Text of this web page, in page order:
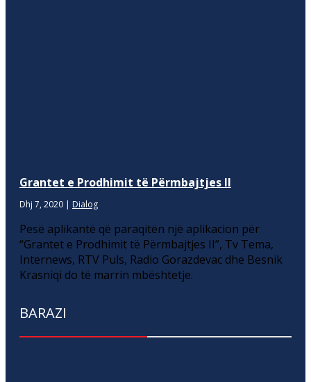
Grantet e Prodhimit të Përmbajtjes II
Dhj 7, 2020 | Dialog
Pesë aplikantë që paraqitën një aplikacion për
“Grantet e Prodhimit të Përmbajtjes II”, Tv Tema,
Internews, RTV Puls, Radio Gorazdevac dhe Besnik
Krasniqi do të marrin mbështetje.
BARAZI